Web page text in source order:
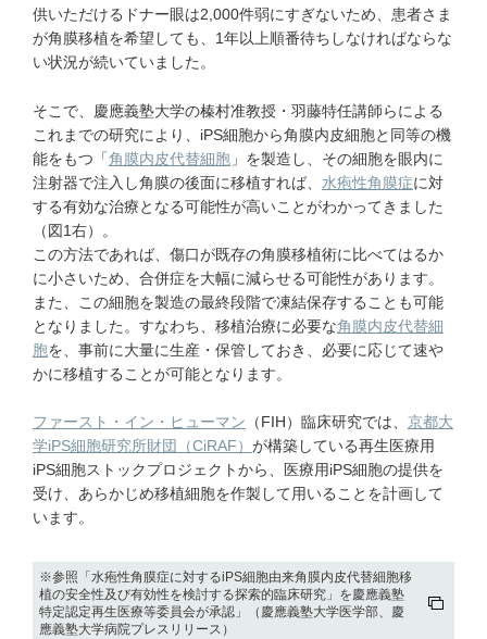
供いただけるドナー眼は2,000件弱にすぎないため、患者さま
が角膜移植を希望しても、1年以上順番待ちしなければならな
い状況が続いていました。
そこで、慶應義塾大学の榛村准教授・羽藤特任講師らによる
これまでの研究により、iPS細胞から角膜内皮細胞と同等の機
能をもつ「角膜内皮代替細胞」を製造し、その細胞を眼内に
注射器で注入し角膜の後面に移植すれば、 水疱性角膜症に対
する有効な治療となる可能性が高いことがわかってきました
（図1右）。
この方法であれば、傷口が既存の角膜移植術に比べてはるか
に小さいため、合併症を大幅に減らせる可能性があります。
また、この細胞を製造の最終段階で凍結保存することも可能
となりました。すなわち、移植治療に必要な角膜内皮代替細
胞を、事前に大量に生産・保管しておき、必要に応じて速や
かに移植することが可能となります。
ファースト・イン・ヒューマン （FIH）臨床研究では、 京都大
学iPS細胞研究所財団（CiRAF） が構築している再生医療用
iPS細胞ストックプロジェクトから、医療用iPS細胞の提供を
受け、あらかじめ移植細胞を作製して用いることを計画して
います。
※参照「水疱性角膜症に対するiPS細胞由来角膜内皮代替細胞移
植の安全性及び有効性を検討する探索的臨床研究」を慶應義塾
特定認定再生医療等委員会が承認」（慶應義塾大学医学部、慶
應義塾大学病院プレスリリース）